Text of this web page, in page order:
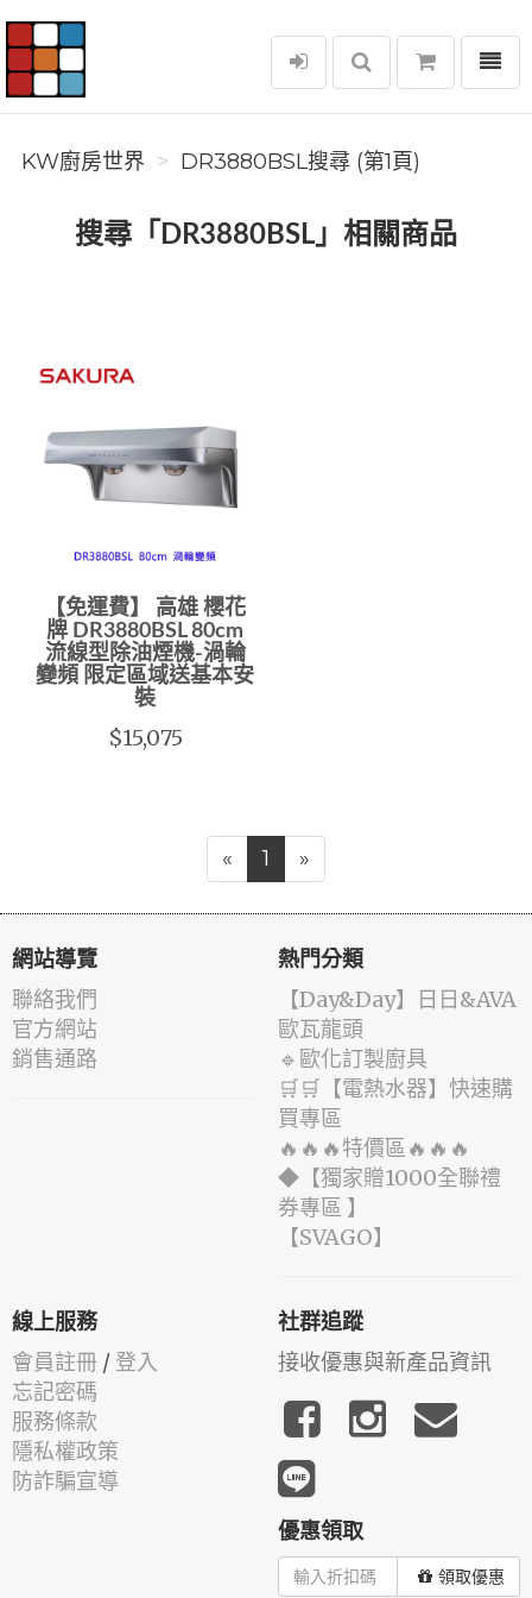
KW廚房世界
選單
KW廚房世界 DR3880BSL搜尋 (第1頁)
搜尋「DR3880BSL」相關商品
【免運費】 高雄 櫻花
牌 DR3880BSL 80cm
流線型除油煙機-渦輪
變頻 限定區域送基本安
裝
$15,075
« 1 »
網站導覽
聯絡我們
官方網站
銷售通路
熱門分類
️【Day&Day】️日日&AVA
歐瓦龍頭
🔹歐化訂製廚具
🛒🛒【電熱水器】快速購
買專區
🔥🔥🔥特價區🔥🔥🔥
◆【獨家贈1000全聯禮
券專區 】
️【SVAGO】️
線上服務
會員註冊 / 登入
忘記密碼
服務條款
隱私權政策
防詐騙宣導
社群追蹤
接收優惠與新產品資訊
優惠領取
領取優惠